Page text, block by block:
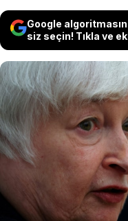
Google
siz seçin! Tıkla ve
ABD